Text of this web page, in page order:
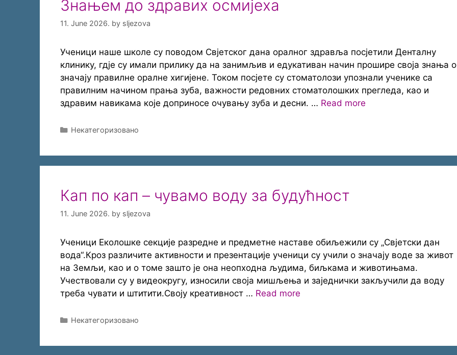
Знањем до здравих осмијеха
11. June 2026. by sljezova
Ученици наше школе су поводом Свјетског дана оралног здравља посјетили Денталну
клинику, гдје су имали прилику да на занимљив и едукативан начин прошире своја знања о
значају правилне оралне хигијене. Током посјете су стоматолози упознали ученике са
правилним начином прања зуба, важности редовних стоматолошких прегледа, као и
здравим навикама које доприносе очувању зуба и десни. … Read more
Categories
Некатегоризовано
Кап по кап – чувамо воду за будућност
11. June 2026. by sljezova
Ученици Еколошке секције разредне и предметне наставе обиљежили су „Свјетски дан
вода“.Кроз различите активности и презентације ученици су учили о значају воде за живот
на Земљи, као и о томе зашто је она неопходна људима, биљкама и животињама.
Учествовали су у видеокругу, износили своја мишљења и заједнички закључили да воду
треба чувати и штитити.Своју креативност … Read more
Categories
Некатегоризовано